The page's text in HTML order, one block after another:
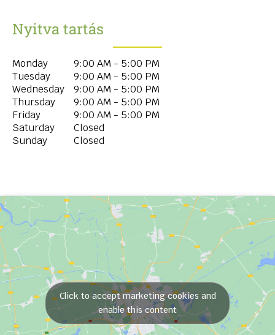
Nyitva tartás
Monday
9:00 AM - 5:00 PM
Tuesday
9:00 AM - 5:00 PM
Wednesday
9:00 AM - 5:00 PM
Thursday
9:00 AM - 5:00 PM
Friday
9:00 AM - 5:00 PM
Saturday
Closed
Sunday
Closed
Click to accept marketing cookies and
enable this content